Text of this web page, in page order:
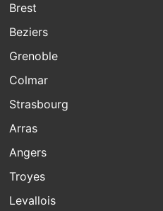
Brest
Beziers
Grenoble
Colmar
Strasbourg
Arras
Angers
Troyes
Levallois